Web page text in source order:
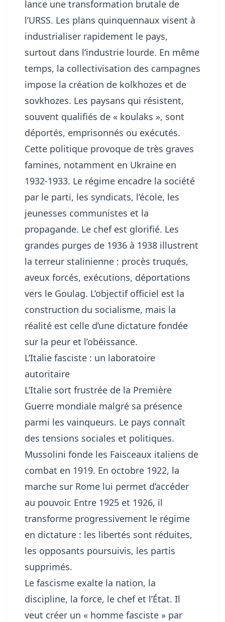
lance une transformation brutale de
l’URSS. Les plans quinquennaux visent à
industrialiser rapidement le pays,
surtout dans l’industrie lourde. En même
temps, la collectivisation des campagnes
impose la création de kolkhozes et de
sovkhozes. Les paysans qui résistent,
souvent qualifiés de « koulaks », sont
déportés, emprisonnés ou exécutés.
Cette politique provoque de très graves
famines, notamment en Ukraine en
1932-1933. Le régime encadre la société
par le parti, les syndicats, l’école, les
jeunesses communistes et la
propagande. Le chef est glorifié. Les
grandes purges de 1936 à 1938 illustrent
la terreur stalinienne : procès truqués,
aveux forcés, exécutions, déportations
vers le Goulag. L’objectif officiel est la
construction du socialisme, mais la
réalité est celle d’une dictature fondée
sur la peur et l’obéissance.
L’Italie fasciste : un laboratoire
autoritaire
L’Italie sort frustrée de la Première
Guerre mondiale malgré sa présence
parmi les vainqueurs. Le pays connaît
des tensions sociales et politiques.
Mussolini fonde les Faisceaux italiens de
combat en 1919. En octobre 1922, la
marche sur Rome lui permet d’accéder
au pouvoir. Entre 1925 et 1926, il
transforme progressivement le régime
en dictature : les libertés sont réduites,
les opposants poursuivis, les partis
supprimés.
Le fascisme exalte la nation, la
discipline, la force, le chef et l’État. Il
veut créer un « homme fasciste » par